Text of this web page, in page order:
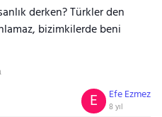
derken? Türkler den
bizimkilerde beni
Efe Ezmez
8 yıl
E